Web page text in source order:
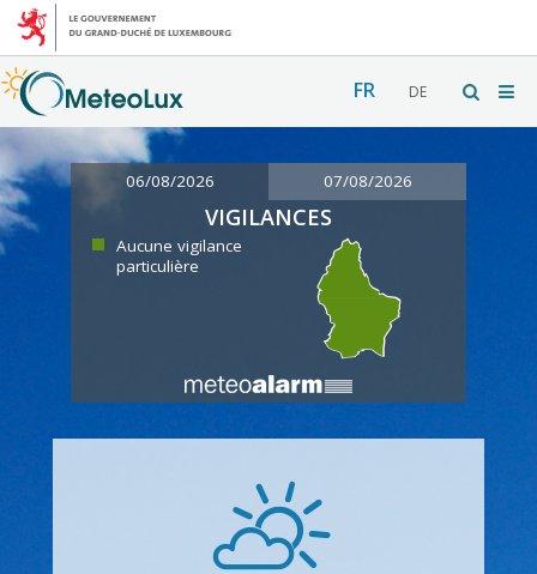
FR DE
06/08/2026 07/08/2026
VIGILANCES
Aucune vigilance
particulière